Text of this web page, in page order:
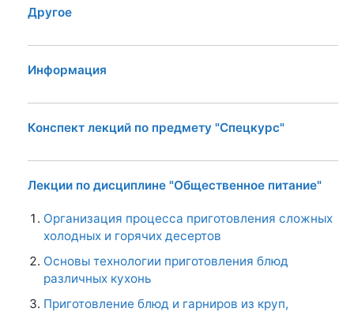
Другое
Информация
Конспект лекций по предмету "Спецкурс"
Лекции по дисциплине "Общественное питание"
Организация процесса приготовления сложных
холодных и горячих десертов
Основы технологии приготовления блюд
различных кухонь
Приготовление блюд и гарниров из круп,